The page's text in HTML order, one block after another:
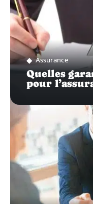
Assurance
Quelles
pour